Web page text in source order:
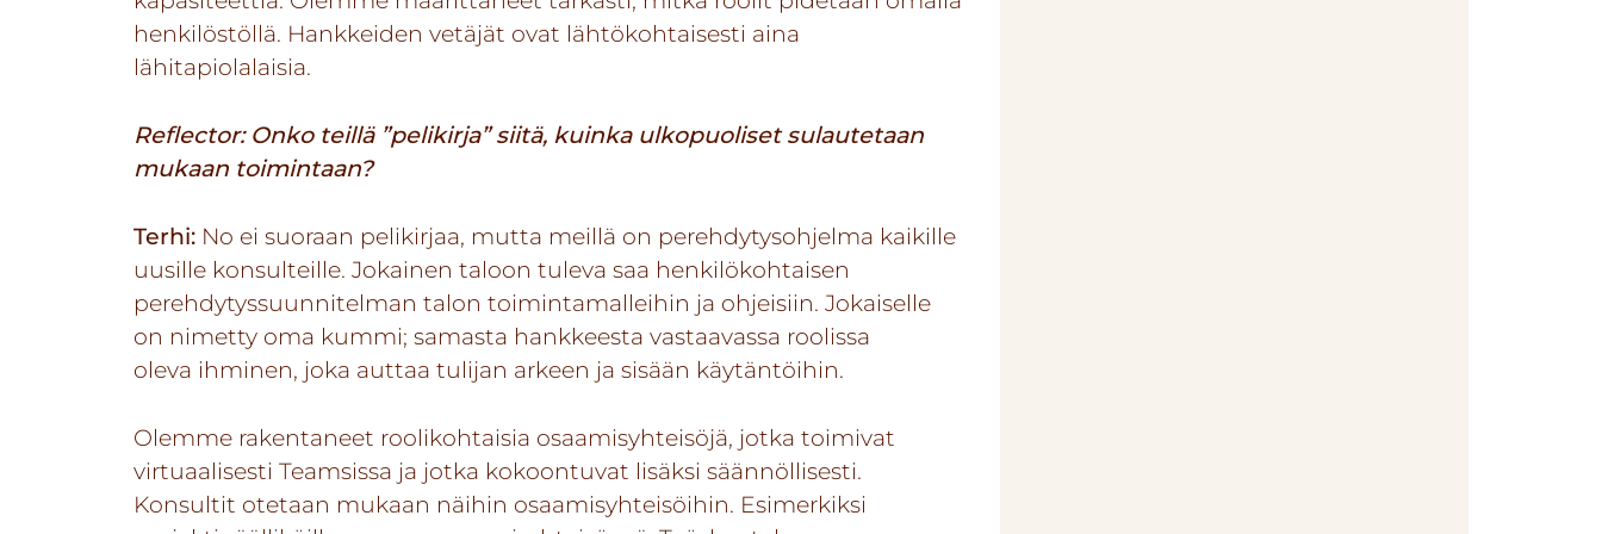
henkilöstöllä. Hankkeiden vetäjät ovat lähtökohtaisesti aina
lähitapiolalaisia.
Reflector: Onko teillä ”pelikirja” siitä, kuinka ulkopuoliset sulautetaan
mukaan toimintaan?
Terhi: No ei suoraan pelikirjaa, mutta meillä on perehdytysohjelma kaikille
uusille konsulteille. Jokainen taloon tuleva saa henkilökohtaisen
perehdytyssuunnitelman talon toimintamalleihin ja ohjeisiin. Jokaiselle
on nimetty oma kummi; samasta hankkeesta vastaavassa roolissa
oleva ihminen, joka auttaa tulijan arkeen ja sisään käytäntöihin.
Olemme rakentaneet roolikohtaisia osaamisyhteisöjä, jotka toimivat
virtuaalisesti Teamsissa ja jotka kokoontuvat lisäksi säännöllisesti.
Konsultit otetaan mukaan näihin osaamisyhteisöihin. Esimerkiksi